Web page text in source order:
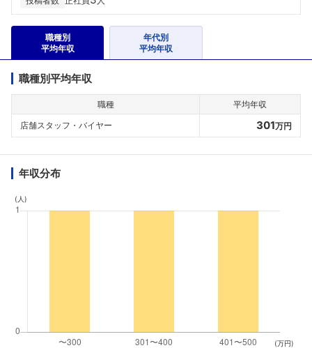
職種別
平均年収
年代別
平均年収
職種別平均年収
職種
平均年収
店舗スタッフ・バイヤー
301万円
年収分布
(人)
(万円)